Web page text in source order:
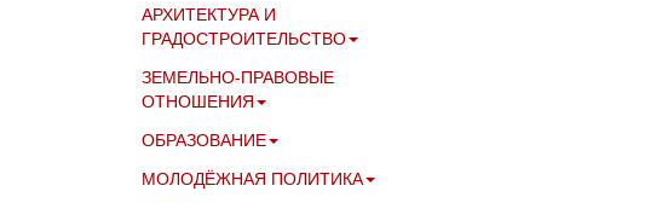
АРХИТЕКТУРА И
ГРАДОСТРОИТЕЛЬСТВО
ЗЕМЕЛЬНО-ПРАВОВЫЕ
ОТНОШЕНИЯ
ОБРАЗОВАНИЕ
МОЛОДЁЖНАЯ ПОЛИТИКА